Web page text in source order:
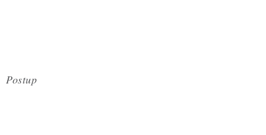
Postup